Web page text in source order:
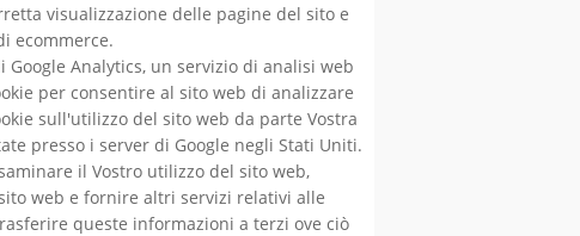
visualizzazione delle pagine del sito e
ecommerce.
Analytics, un servizio di analisi web
per consentire al sito web di analizzare
sull'utilizzo del sito web da parte Vostra
presso i server di Google negli Stati Uniti.
il Vostro utilizzo del sito web,
web e fornire altri servizi relativi alle
queste informazioni a terzi ove ciò